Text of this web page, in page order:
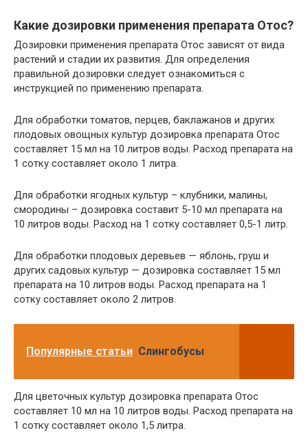
Какие дозировки применения препарата Отос?
Дозировки применения препарата Отос зависят от вида
растений и стадии их развития. Для определения
правильной дозировки следует ознакомиться с
инструкцией по применению препарата.
Для обработки томатов, перцев, баклажанов и других
плодовых овощных культур дозировка препарата Отос
составляет 15 мл на 10 литров воды. Расход препарата на
1 сотку составляет около 1 литра.
Для обработки ягодных культур – клубники, малины,
смородины – дозировка составит 5-10 мл препарата на
10 литров воды. Расход на 1 сотку составляет 0,5-1 литр.
Для обработки плодовых деревьев — яблонь, груш и
других садовых культур — дозировка составляет 15 мл
препарата на 10 литров воды. Расход препарата на 1
сотку составляет около 2 литров.
Популярные статьи Слингобусы
Для цветочных культур дозировка препарата Отос
составляет 10 мл на 10 литров воды. Расход препарата на
1 сотку составляет около 1,5 литра.